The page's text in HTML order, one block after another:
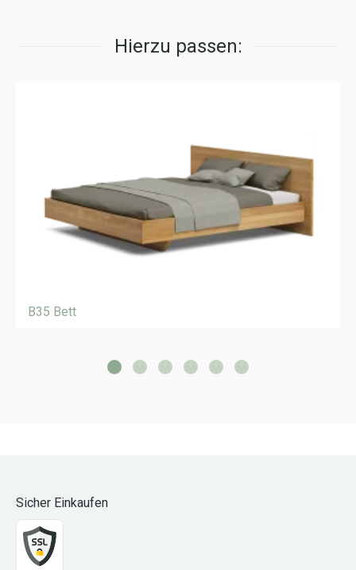
Hierzu passen:
B35 Bett
Sicher Einkaufen